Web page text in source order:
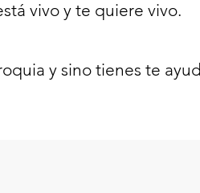
vivo y te quiere vivo.
y sino tienes te